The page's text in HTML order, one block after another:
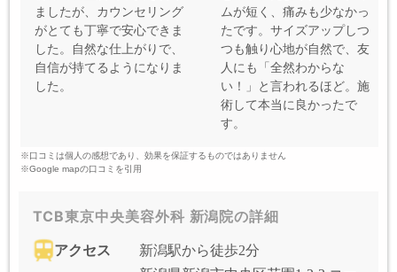
ましたが、カウンセリング
がとても丁寧で安心できま
した。自然な仕上がりで、
自信が持てるようになりま
した。
ムが短く、痛みも少なかっ
たです。サイズアップしつ
つも触り心地が自然で、友
人にも「全然わからな
い！」と言われるほど。施
術して本当に良かったで
す。
※口コミは個人の感想であり、効果を保証するものではありません
※Google mapの口コミを引用
TCB東京中央美容外科 新潟院の詳細
アクセス 新潟駅から徒歩2分